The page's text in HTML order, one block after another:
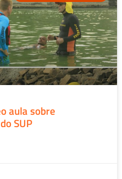
aula sobre
SUP